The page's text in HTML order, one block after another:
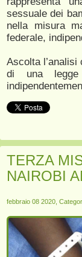
sessuale dei
nella misura
federale,
Ascolta
di una
TERZA
NAIROBI
febbraio 08 2020,